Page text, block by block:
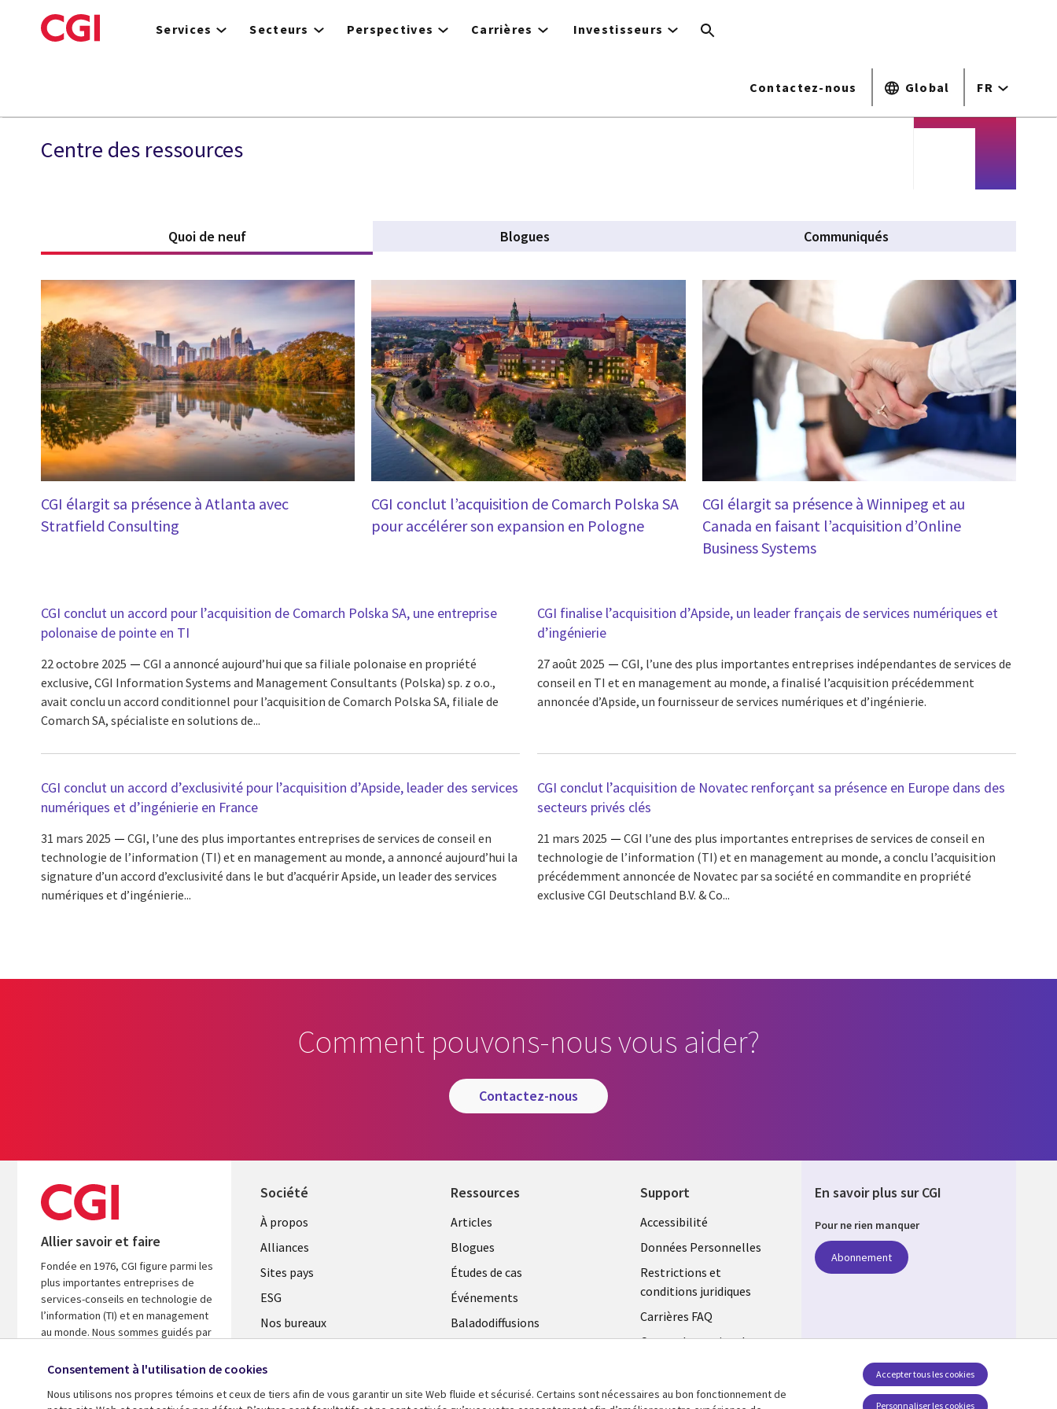
to
Services Secteurs Perspectives Carrières Investisseurs
Contactez-nous Global FR
Centre des ressources
Quoi de neuf(active tab) Blogues Communiqués
CGI élargit sa présence à Atlanta avec
Stratfield Consulting
CGI conclut l’acquisition de Comarch Polska SA
pour accélérer son expansion en Pologne
CGI élargit sa présence à Winnipeg et au
Canada en faisant l’acquisition d’Online
Business Systems
CGI conclut un accord pour l’acquisition de Comarch Polska SA, une entreprise
polonaise de pointe en TI
22 octobre 2025
CGI a annoncé aujourd’hui que sa filiale polonaise en propriété
exclusive, CGI Information Systems and Management Consultants (Polska) sp. z o.o.,
avait conclu un accord conditionnel pour l’acquisition de Comarch Polska SA, filiale de
Comarch SA, spécialiste en solutions de...
CGI finalise l’acquisition d’Apside, un leader français de services numériques et
d’ingénierie
27 août 2025
CGI, l’une des plus importantes entreprises indépendantes de services de
conseil en TI et en management au monde, a finalisé l’acquisition précédemment
annoncée d’Apside, un fournisseur de services numériques et d’ingénierie.
CGI conclut un accord d’exclusivité pour l’acquisition d’Apside, leader des services
numériques et d’ingénierie en France
31 mars 2025
CGI, l’une des plus importantes entreprises de services de conseil en
technologie de l’information (TI) et en management au monde, a annoncé aujourd’hui la
signature d’un accord d’exclusivité dans le but d’acquérir Apside, un leader des services
numériques et d’ingénierie...
CGI conclut l’acquisition de Novatec renforçant sa présence en Europe dans des
secteurs privés clés
21 mars 2025
CGI l’une des plus importantes entreprises de services de conseil en
technologie de l’information (TI) et en management au monde, a conclu l’acquisition
précédemment annoncée de Novatec par sa société en commandite en propriété
exclusive CGI Deutschland B.V. & Co...
Comment pouvons-nous vous aider?
contactez-nous
Allier savoir et faire
Fondée en 1976, CGI figure parmi les
plus importantes entreprises de
services-conseils en technologie de
l’information (TI) et en management
au monde. Nous sommes guidés par
d’accélérer le rendement de vos
Société
À propos
Alliances
Sites pays
ESG
Nos bureaux
Salle de presse
Ressources
Articles
Blogues
Études de cas
Événements
Baladodiffusions
Support
Accessibilité
Données Personnelles
Restrictions et
conditions juridiques
Carrières FAQ
Centre de gestion des
En savoir plus sur CGI
Pour ne rien manquer
Abonnement
Consentement à l'utilisation de cookies
Nous utilisons nos propres témoins et ceux de tiers afin de vous garantir un site Web fluide et sécurisé. Certains sont nécessaires au bon fonctionnement de
Personnaliser les cookies
Accepter tous les cookies